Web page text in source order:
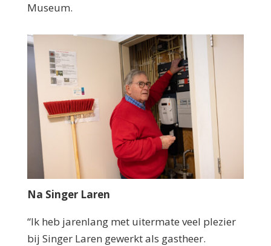
Museum.
Na Singer Laren
“Ik heb jarenlang met uitermate veel plezier
bij Singer Laren gewerkt als gastheer.